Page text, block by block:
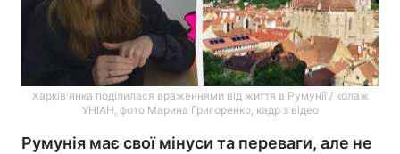
Харків'янка поділилася враженнями від життя в Румунії / колаж
УНІАН, фото Марина Григоренко, кадр з відео
Румунія має свої мінуси та переваги, але не